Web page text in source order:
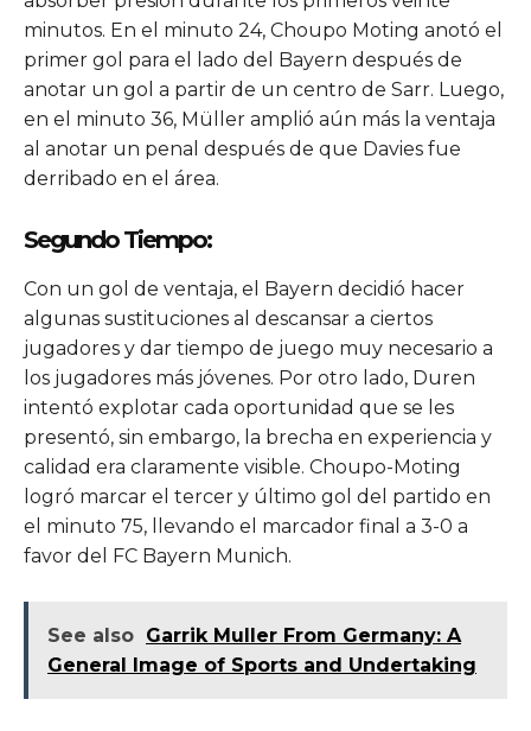
minutos. En el minuto 24, Choupo Moting anotó el
primer gol para el lado del Bayern después de
anotar un gol a partir de un centro de Sarr. Luego,
en el minuto 36, Müller amplió aún más la ventaja
al anotar un penal después de que Davies fue
derribado en el área.
Segundo Tiempo:
Con un gol de ventaja, el Bayern decidió hacer
algunas sustituciones al descansar a ciertos
jugadores y dar tiempo de juego muy necesario a
los jugadores más jóvenes. Por otro lado, Duren
intentó explotar cada oportunidad que se les
presentó, sin embargo, la brecha en experiencia y
calidad era claramente visible. Choupo-Moting
logró marcar el tercer y último gol del partido en
el minuto 75, llevando el marcador final a 3-0 a
favor del FC Bayern Munich.
See also Garrik Muller From Germany: A
General Image of Sports and Undertaking